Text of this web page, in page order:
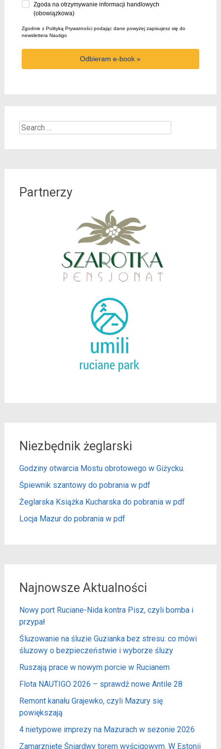
Zgoda na otrzymywanie informacji handlowych
(obowiązkowa)
Zgodnie z Polityką Prywatności podając dane powyżej zapisujesz się do
newslettera Nautigo
Odbieram e-book »
Search
Partnerzy
Niezbędnik żeglarski
Godziny otwarcia Mostu obrotowego w Giżycku.
Śpiewnik szantowy do pobrania w pdf
Żeglarska Książka Kucharska do pobrania w pdf
Locja Mazur do pobrania w pdf
Najnowsze Aktualności
Nowy port Ruciane-Nida kontra Pisz, czyli bomba i
przypał
Śluzowanie na śluzie Guzianka bez stresu: co mówi
śluzowy o bezpieczeństwie i wyborze śluzy
Ruszają prace w nowym porcie w Rucianem
Flota NAUTIGO 2026 – sprawdź nowe Antile 28
Remont kanału Grajewko, czyli Mazury się
powiększają
4 nietypowe imprezy na Mazurach w sezonie 2026
Zamarznięte Śniardwy torem wyścigowym. W Estonii